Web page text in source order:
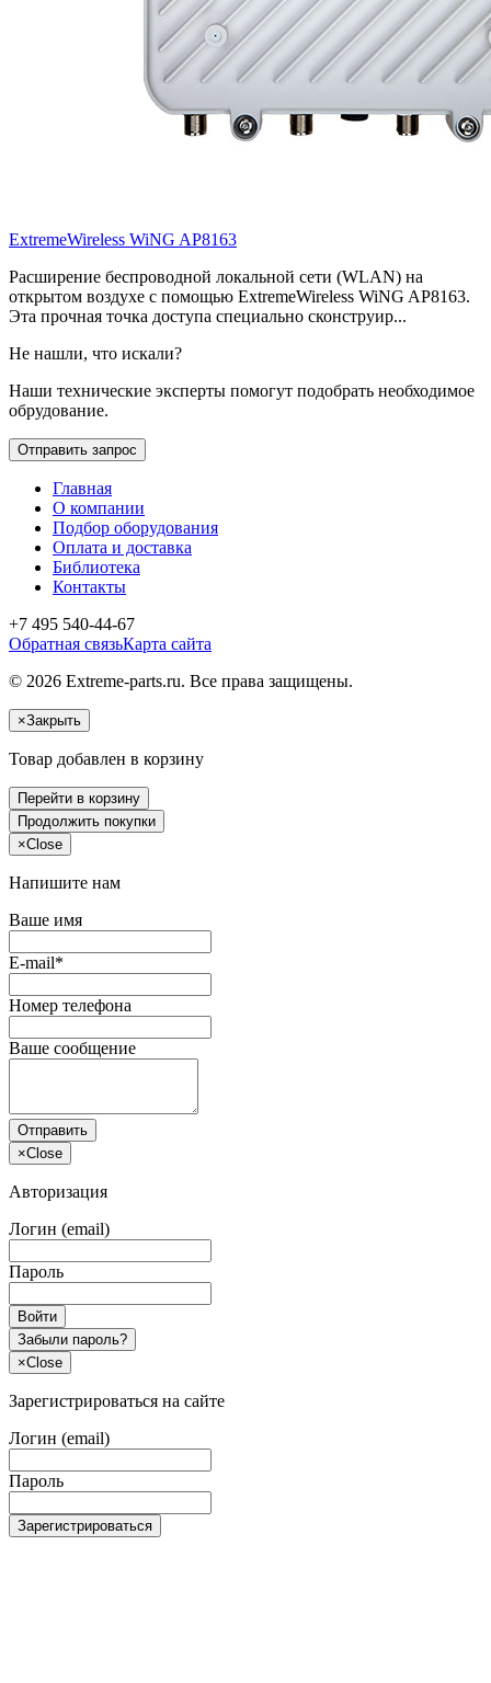
ExtremeWireless WiNG AP8163
Расширение беспроводной локальной сети (WLAN) на
открытом воздухе с помощью ExtremeWireless WiNG AP8163.
Эта прочная точка доступа специально сконструир...
Не нашли, что искали?
Наши технические эксперты помогут подобрать необходимое
обрудование.
Отправить запрос
Главная
О компании
Подбор оборудования
Оплата и доставка
Библиотека
Контакты
+7 495 540-44-67
Обратная связьКарта сайта
© 2026 Extreme-parts.ru. Все права защищены.
×Закрыть
Товар добавлен в корзину
Перейти в корзину
Продолжить покупки
×Close
Напишите нам
Ваше имя
E-mail*
Номер телефона
Ваше сообщение
Отправить
×Close
Авторизация
Логин (email)
Пароль
Войти
Забыли пароль?
×Close
Зарегистрироваться на сайте
Логин (email)
Пароль
Зарегистрироваться